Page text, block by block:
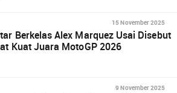
15 November 2025
Berkelas Alex Marquez Usai Disebut
Kuat Juara MotoGP 2026
9 November 2025